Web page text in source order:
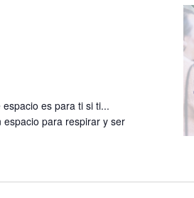
es para ti si ti...
para respirar y ser